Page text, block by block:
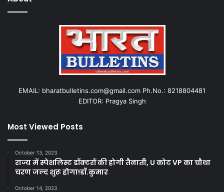
EMAIL: bharatbulletins.com@gmail.com Ph.No.: 8218804481
EDITOR: Pragya Singh
Most Viewed Posts
October 13, 2023
राज्य में स्पेशलिस्ट डॉक्टरों की होगी तैनाती, U कोट VP का चौथा
चरण जल्द शुरू होगा!डॉ.कुमार
October 14, 2023